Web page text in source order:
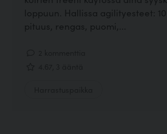
loppuun. Hallissa agilityesteet: 10
pituus, rengas, puomi,...